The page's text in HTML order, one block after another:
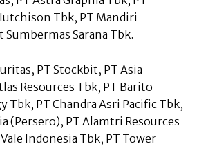
Tbk, PT Mandiri
Sumbermas Sarana Tbk.
PT Stockbit, PT Asia
Resources Tbk, PT Barito
Tbk, PT Chandra Asri Pacific Tbk,
(Persero), PT Alamtri Resources
Indonesia Tbk, PT Tower